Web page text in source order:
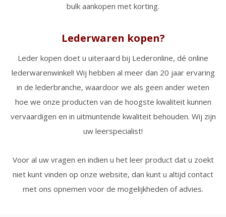
bulk aankopen met korting.
Lederwaren kopen?
Leder kopen doet u uiteraard bij Lederonline, dé online
lederwarenwinkel! Wij hebben al meer dan 20 jaar ervaring
in de lederbranche, waardoor we als geen ander weten
hoe we onze producten van de hoogste kwaliteit kunnen
vervaardigen en in uitmuntende kwaliteit behouden. Wij zijn
uw leerspecialist!
Voor al uw vragen en indien u het leer product dat u zoekt
niet kunt vinden op onze website, dan kunt u altijd contact
met ons opnemen voor de mogelijkheden of advies.